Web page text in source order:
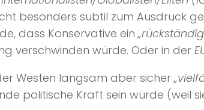
besonders subtil zum Ausdruck
dass Konservative ein
verschwinden würde. Oder in der
Westen langsam aber sicher
politische Kraft sein würde (weil